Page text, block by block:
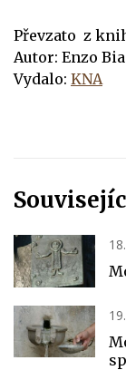
Převzato z
Autor: Enzo
Vydalo: KNA